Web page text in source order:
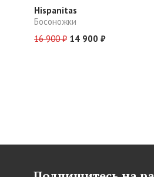
Hispanitas
Босоножки
16 900 ₽ 14 900 ₽